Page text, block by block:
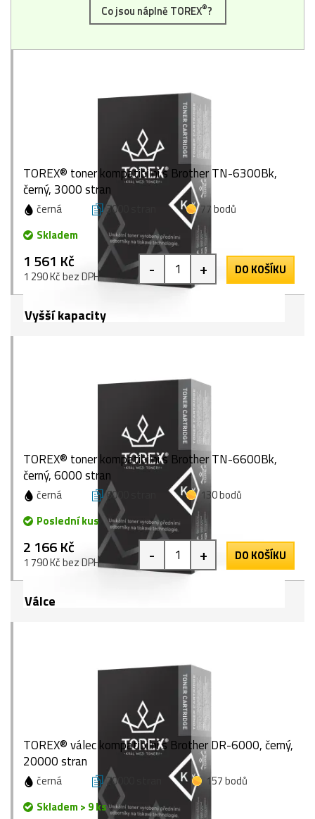
Co jsou náplně TOREX®?
TOREX® toner kompatibilní s Brother TN-6300Bk,
černý, 3000 stran
černá 3000 stran
77 bodů
Skladem
1 561 Kč
1 290 Kč bez DPH - + DO KOŠÍKU
Vyšší kapacity
TOREX® toner kompatibilní s Brother TN-6600Bk,
černý, 6000 stran
černá 6000 stran
130 bodů
Poslední kus
2 166 Kč
1 790 Kč bez DPH - + DO KOŠÍKU
Válce
TOREX® válec kompatibilní s Brother DR-6000, černý,
20000 stran
černá 20000 stran
157 bodů
Skladem > 9 ks